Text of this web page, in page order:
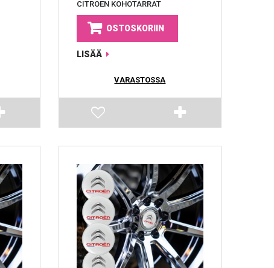
CITROEN KOHOTARRAT
OSTOSKORIIN
LISÄÄ
VARASTOSSA